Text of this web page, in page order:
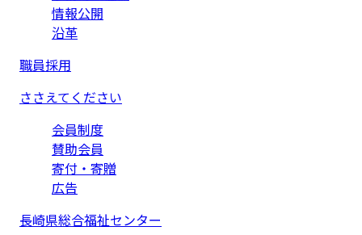
情報公開
沿革
職員採用
ささえてください
会員制度
賛助会員
寄付・寄贈
広告
長崎県総合福祉センター